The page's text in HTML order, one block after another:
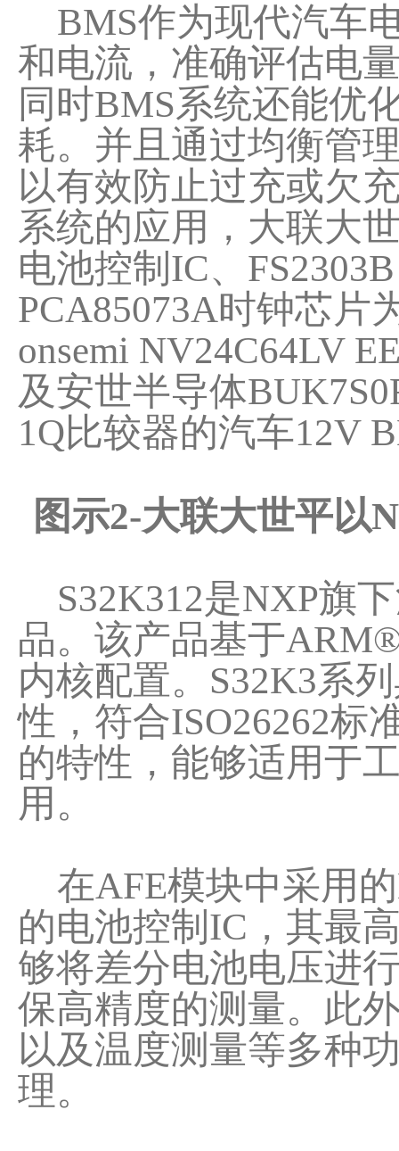
BMS作为现代汽车
和电流，准确评估电
同时BMS系统还能优
耗。并且通过均衡管
以有效防止过充或欠
系统的应用，大联大
电池控制IC、
PCA85073A时钟芯片
onsemi NV24C64LV
及安世半导体
1Q比较器的汽车12V
图示2-大联大世平以
S32K312是NXP旗
品。该产品基于
内核配置。S32K3系
性，符合ISO26262标
的特性，能够适用于
用。
在AFE模块中采用的
的电池控制IC，其最
够将差分电池电压进
保高精度的测量。此
以及温度测量等多种
理。